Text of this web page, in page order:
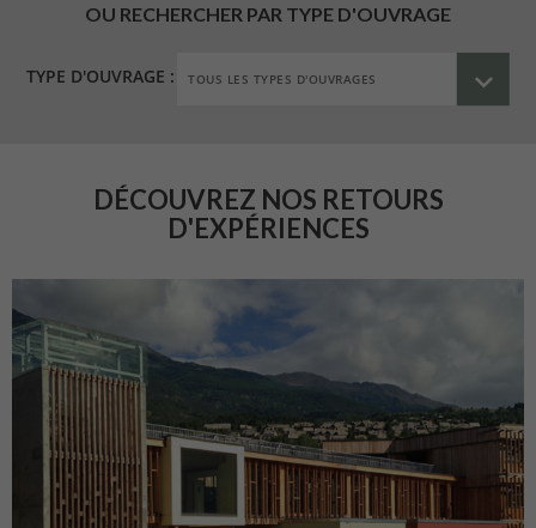
OU RECHERCHER PAR TYPE D'OUVRAGE
TYPE D'OUVRAGE :
DÉCOUVREZ NOS RETOURS
D'EXPÉRIENCES